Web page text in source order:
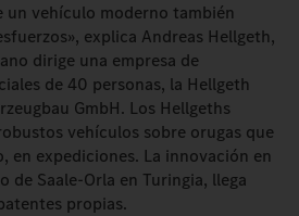
un vehículo moderno también
explica Andreas Hellgeth,
dirige una empresa de
de 40 personas, la Hellgeth
GmbH. Los Hellgeths
vehículos sobre orugas que
en expediciones. La innovación en
de Saale-Orla en Turingia, llega
propias.